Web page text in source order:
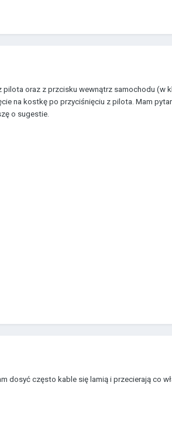
oraz z przcisku wewnątrz samochodu (w
na kostkę po przyciśnięciu z pilota. Mam
o sugestie.
dosyć często kable się lamią i przecierają co